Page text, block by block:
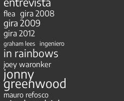
flea gira 2008
gira 2009
gira 2012
graham lees ingeniero
in rainbows
joey waronker
jonny
greenwood
mauro refosco